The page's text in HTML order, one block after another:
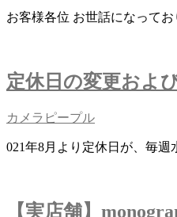
お客様各位 お世話になって
定休日の変更およ
カメラピープル
021年8月より定休日が、毎
【実店舗】